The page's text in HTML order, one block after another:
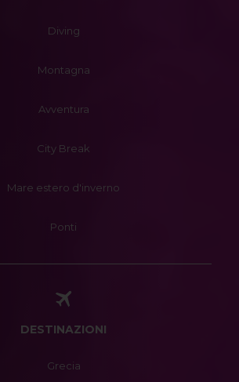
Diving
Montagna
Avventura
City Break
Mare estero d'inverno
Ponti
DESTINAZIONI
Grecia